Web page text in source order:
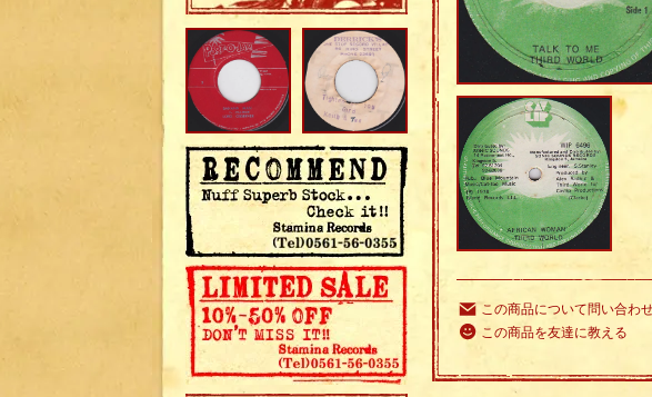
この商品について問い合わ
この商品を友達に教える